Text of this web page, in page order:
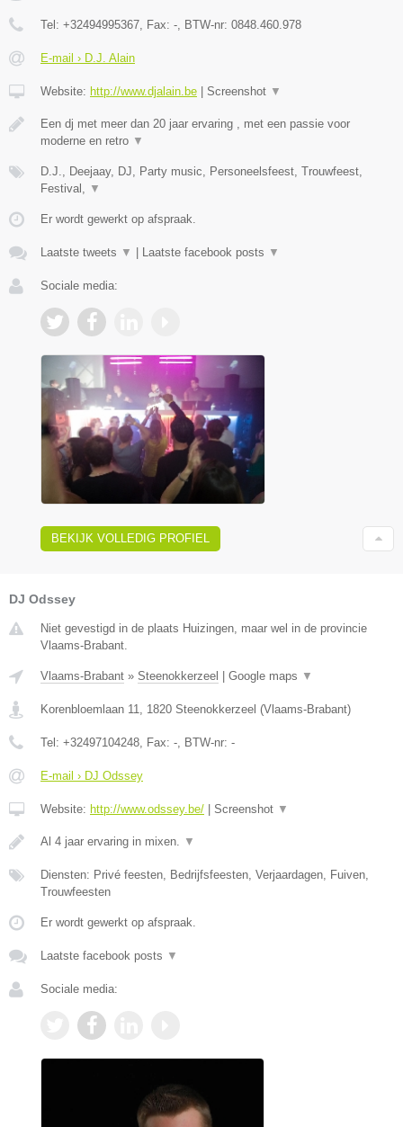
Tel: +32494995367, Fax: -, BTW-nr: 0848.460.978
E-mail › D.J. Alain
Website: http://www.djalain.be Screenshot ▼
Een dj met meer dan 20 jaar ervaring , met een passie voor
moderne en retro ▼
D.J., Deejaay, DJ, Party music, Personeelsfeest, Trouwfeest,
Festival, ▼
Er wordt gewerkt op afspraak.
Laatste tweets ▼ Laatste facebook posts ▼
Sociale media:
BEKIJK VOLLEDIG PROFIEL
DJ Odssey
Niet gevestigd in de plaats Huizingen, maar wel in de provincie
Vlaams-Brabant.
Vlaams-Brabant » Steenokkerzeel Google maps ▼
Korenbloemlaan 11 1820 Steenokkerzeel (Vlaams-Brabant)
Tel: +32497104248 , Fax: - , BTW-nr: -
E-mail › DJ Odssey
Website: http://www.odssey.be/ Screenshot ▼
Al 4 jaar ervaring in mixen. ▼
Diensten: Privé feesten, Bedrijfsfeesten, Verjaardagen, Fuiven,
Trouwfeesten
Er wordt gewerkt op afspraak.
Laatste facebook posts ▼
Sociale media: